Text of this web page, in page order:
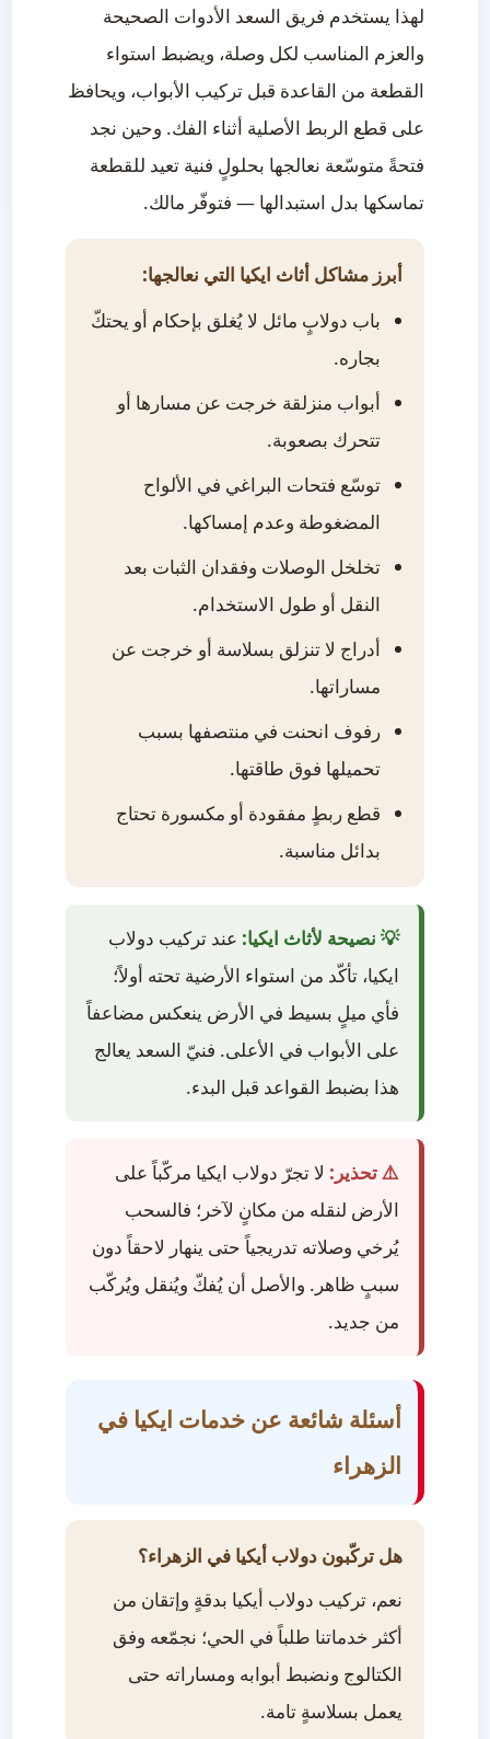
لهذا يستخدم فريق السعد الأدوات الصحيحة
والعزم المناسب لكل وصلة، ويضبط استواء
القطعة من القاعدة قبل تركيب الأبواب، ويحافظ
على قطع الربط الأصلية أثناء الفك. وحين نجد
فتحةً متوسّعة نعالجها بحلولٍ فنية تعيد للقطعة
تماسكها بدل استبدالها — فتوفّر مالك.
أبرز مشاكل أثاث ايكيا التي نعالجها:
باب دولابٍ مائل لا يُغلق بإحكام أو يحتكّ
بجاره.
أبواب منزلقة خرجت عن مسارها أو
تتحرك بصعوبة.
توسّع فتحات البراغي في الألواح
المضغوطة وعدم إمساكها.
تخلخل الوصلات وفقدان الثبات بعد
النقل أو طول الاستخدام.
أدراج لا تنزلق بسلاسة أو خرجت عن
مساراتها.
رفوف انحنت في منتصفها بسبب
تحميلها فوق طاقتها.
قطع ربطٍ مفقودة أو مكسورة تحتاج
بدائل مناسبة.
💡 نصيحة لأثاث ايكيا: عند تركيب دولاب
ايكيا، تأكّد من استواء الأرضية تحته أولاً؛
فأي ميلٍ بسيط في الأرض ينعكس مضاعفاً
على الأبواب في الأعلى. فنيّ السعد يعالج
هذا بضبط القواعد قبل البدء.
⚠️ تحذير: لا تجرّ دولاب ايكيا مركّباً على
الأرض لنقله من مكانٍ لآخر؛ فالسحب
يُرخي وصلاته تدريجياً حتى ينهار لاحقاً دون
سببٍ ظاهر. والأصل أن يُفكّ ويُنقل ويُركّب
من جديد.
أسئلة شائعة عن خدمات ايكيا في
الزهراء
هل تركّبون دولاب أيكيا في الزهراء؟
نعم، تركيب دولاب أيكيا بدقةٍ وإتقان من
أكثر خدماتنا طلباً في الحي؛ نجمّعه وفق
الكتالوج ونضبط أبوابه ومساراته حتى
يعمل بسلاسةٍ تامة.